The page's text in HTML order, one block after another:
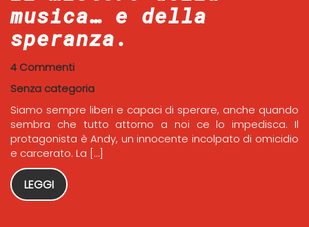
musica… e della
speranza.
4 Commenti
Senza categoria
Siamo sempre liberi e capaci di sperare, anche quando
sembra che tutto attorno a noi ce lo impedisca. Il
protagonista è Andy, un innocente incolpato di omicidio
e carcerato. La […]
LEGGI